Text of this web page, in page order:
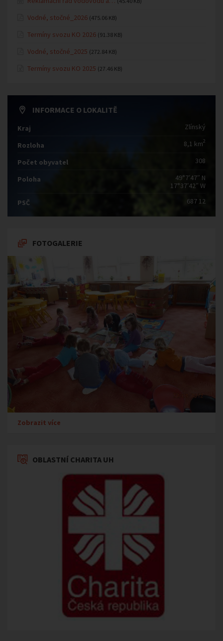
Vodné, stočné_2026 (475.06 KB)
Termíny svozu KO 2026 (91.38 KB)
Vodné, stočné_2025 (272.84 KB)
Termíny svozu KO 2025 (27.46 KB)
INFORMACE O LOKALITĚ
Kraj Zlínský
Rozloha 8,1 km2
Počet obyvatel 308
Poloha
49°7′47″ N
17°37′42″ W
PSČ
687 12
FOTOGALERIE
Zobrazit více
OBLASTNÍ CHARITA UH